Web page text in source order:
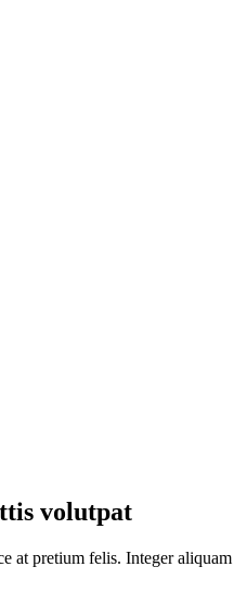
volutpat
at pretium felis. Integer